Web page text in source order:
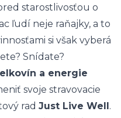
starostlivosťou o
ľudí neje raňajky, a to
si však vyberá
Snídate?
a energie
svoje stravovacie
rad Just Live Well.